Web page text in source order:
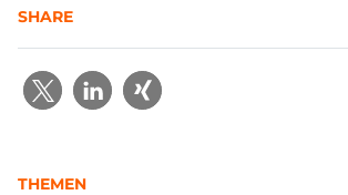
SHARE
THEMEN